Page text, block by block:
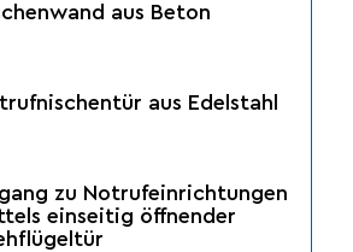
aus Beton
aus Edelstahl
zu Notrufeinrichtungen
einseitig öffnender